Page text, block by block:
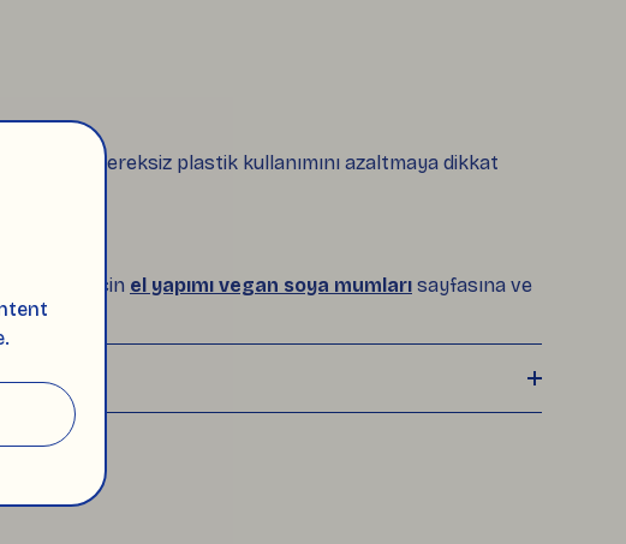
gereksiz plastik kullanımını azaltmaya dikkat
için el yapımı vegan soya mumları sayfasına ve
ürünleri ücretsiz olarak iade edebilirsiniz.